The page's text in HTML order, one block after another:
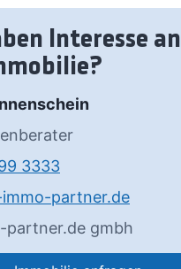
Interesse an
3333
partner.de
partner.de gmbh